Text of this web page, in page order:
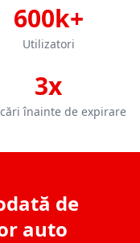
600k+
Utilizatori
3x
înainte de expirare
de
auto